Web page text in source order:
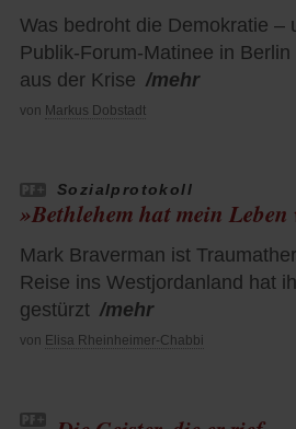
Was bedroht die Demokratie –
Publik-Forum-Matinee in
aus der Krise /mehr
von Markus Dobstadt
Sozialprotokoll
»Bethlehem hat mein Leben
Mark Braverman ist
Reise ins Westjordanland hat
gestürzt /mehr
von Elisa Rheinheimer-Chabbi